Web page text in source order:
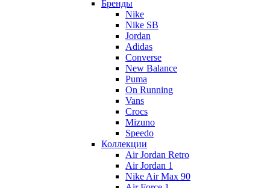
Бренды
Nike
Nike SB
Jordan
Adidas
Converse
New Balance
Puma
On Running
Vans
Crocs
Mizuno
Speedo
Коллекции
Air Jordan Retro
Air Jordan 1
Nike Air Max 90